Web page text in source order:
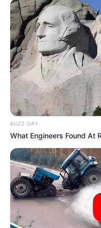
BUZZ DAY
What Engineers Found At